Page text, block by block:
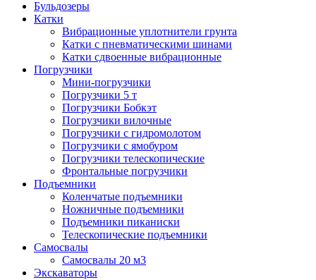
Бульдозеры
Катки
Вибрационные уплотнители грунта
Катки с пневматическими шинами
Катки сдвоенные вибрационные
Погрузчики
Мини-погрузчики
Погрузчики 5 т
Погрузчики Бобкэт
Погрузчики вилочные
Погрузчики с гидромолотом
Погрузчики с ямобуром
Погрузчики телескопические
Фронтальные погрузчики
Подъемники
Коленчатые подъемники
Ножничные подъемники
Подъемники пиканиски
Телескопические подъемники
Самосвалы
Самосвалы 20 м3
Экскаваторы